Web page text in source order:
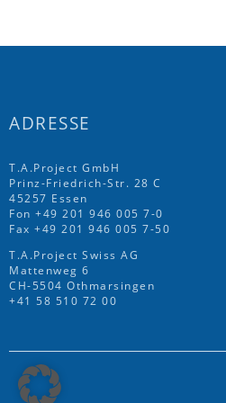
ADRESSE
T.A.Project GmbH
Prinz-Friedrich-Str. 28 C
45257 Essen
Fon +49 201 946 005 7-0
Fax +49 201 946 005 7-50
T.A.Project Swiss AG
Mattenweg 6
CH-5504 Othmarsingen
+41 58 510 72 00